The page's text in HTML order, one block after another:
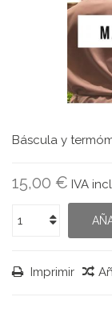
Báscula y
15,00 € IVA
Imprimir